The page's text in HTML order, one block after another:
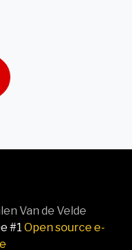
Van de Velde
#1Open source e-